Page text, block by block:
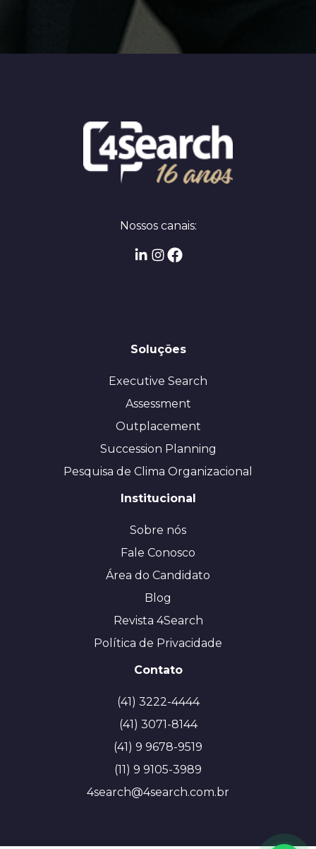
Nossos canais:
Soluções
Executive Search
Assessment
Outplacement
Succession Planning
Pesquisa de Clima Organizacional
Institucional
Sobre nós
Fale Conosco
Área do Candidato
Blog
Revista 4Search
Política de Privacidade
Contato
(41) 3222-4444
(41) 3071-8144
(41) 9 9678-9519
(11) 9 9105-3989
4search@4search.com.br